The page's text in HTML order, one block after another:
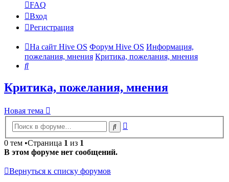
FAQ
Вход
Регистрация
На сайт Hive OS Форум Hive OS Информация,
пожелания, мнения Критика, пожелания, мнения
Поиск
Критика, пожелания, мнения
Новая тема
Поиск
0 тем •Страница 1 из 1
В этом форуме нет сообщений.
Вернуться к списку форумов